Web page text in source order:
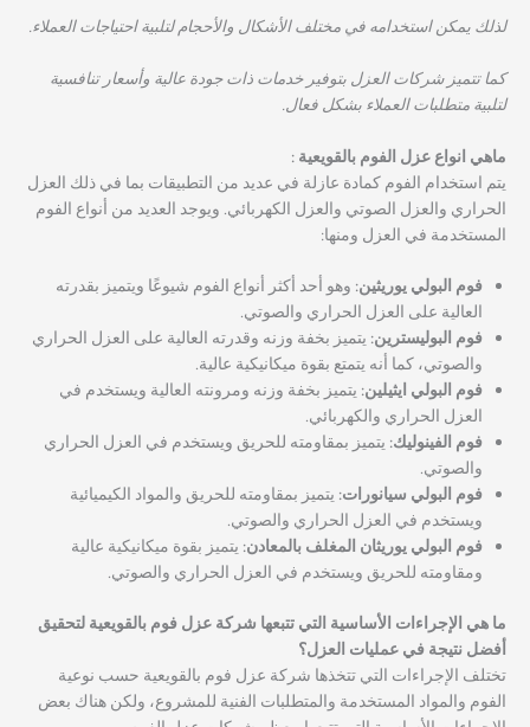
لذلك يمكن استخدامه في مختلف الأشكال والأحجام لتلبية احتياجات العملاء.
كما تتميز شركات العزل بتوفير خدمات ذات جودة عالية وأسعار تنافسية
لتلبية متطلبات العملاء بشكل فعال.
ماهي انواع عزل الفوم بالقويعية :
يتم استخدام الفوم كمادة عازلة في عديد من التطبيقات بما في ذلك العزل
الحراري والعزل الصوتي والعزل الكهربائي. ويوجد العديد من أنواع الفوم
المستخدمة في العزل ومنها:
فوم البولي يوريثين: وهو أحد أكثر أنواع الفوم شيوعًا ويتميز بقدرته
العالية على العزل الحراري والصوتي.
فوم البوليسترين:يتميز بخفة وزنه وقدرته العالية على العزل الحراري
والصوتي، كما أنه يتمتع بقوة ميكانيكية عالية.
فوم البولي ايثيلين:يتميز بخفة وزنه ومرونته العالية ويستخدم في
العزل الحراري والكهربائي.
فوم الفينوليك:يتميز بمقاومته للحريق ويستخدم في العزل الحراري
والصوتي.
فوم البولي سيانورات:يتميز بمقاومته للحريق والمواد الكيميائية
ويستخدم في العزل الحراري والصوتي.
فوم البولي يوريثان المغلف بالمعادن:يتميز بقوة ميكانيكية عالية
ومقاومته للحريق ويستخدم في العزل الحراري والصوتي.
ما هي الإجراءات الأساسية التي تتبعها شركة عزل فوم بالقويعية لتحقيق
أفضل نتيجة في عمليات العزل؟
تختلف الإجراءات التي تتخذها شركة عزل فوم بالقويعية حسب نوعية
الفوم والمواد المستخدمة والمتطلبات الفنية للمشروع، ولكن هناك بعض